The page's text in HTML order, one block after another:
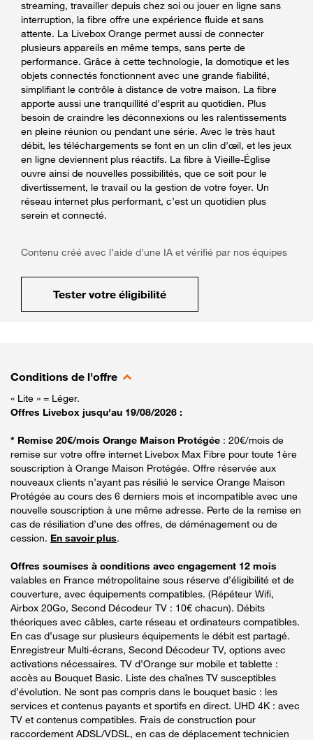
streaming, travailler depuis chez soi ou jouer en ligne sans
interruption, la fibre offre une expérience fluide et sans
attente. La Livebox Orange permet aussi de connecter
plusieurs appareils en même temps, sans perte de
performance. Grâce à cette technologie, la domotique et les
objets connectés fonctionnent avec une grande fiabilité,
simplifiant le contrôle à distance de votre maison. La fibre
apporte aussi une tranquillité d’esprit au quotidien. Plus
besoin de craindre les déconnexions ou les ralentissements
en pleine réunion ou pendant une série. Avec le très haut
débit, les téléchargements se font en un clin d’œil, et les jeux
en ligne deviennent plus réactifs. La fibre à Vieille-Église
ouvre ainsi de nouvelles possibilités, que ce soit pour le
divertissement, le travail ou la gestion de votre foyer. Un
réseau internet plus performant, c’est un quotidien plus
serein et connecté.
Contenu créé avec l’aide d’une IA et vérifié par nos équipes
Tester votre éligibilité
Conditions de l'offre
« Lite » = Léger.
Offres Livebox jusqu'au 19/08/2026 :
* Remise 20€/mois Orange Maison Protégée : 20€/mois de
remise sur votre offre internet Livebox Max Fibre pour toute 1ère
souscription à Orange Maison Protégée. Offre réservée aux
nouveaux clients n’ayant pas résilié le service Orange Maison
Protégée au cours des 6 derniers mois et incompatible avec une
nouvelle souscription à une même adresse. Perte de la remise en
cas de résiliation d’une des offres, de déménagement ou de
cession. En savoir plus.
Offres soumises à conditions avec engagement 12 mois
valables en France métropolitaine sous réserve d’éligibilité et de
couverture, avec équipements compatibles. (Répéteur Wifi,
Airbox 20Go, Second Décodeur TV : 10€ chacun). Débits
théoriques avec câbles, carte réseau et ordinateurs compatibles.
En cas d’usage sur plusieurs équipements le débit est partagé.
Enregistreur Multi-écrans, Second Décodeur TV, options avec
activations nécessaires. TV d’Orange sur mobile et tablette :
accès au Bouquet Basic. Liste des chaînes TV susceptibles
d’évolution. Ne sont pas compris dans le bouquet basic : les
services et contenus payants et sportifs en direct. UHD 4K : avec
TV et contenus compatibles. Frais de construction pour
raccordement ADSL/VDSL, en cas de déplacement technicien